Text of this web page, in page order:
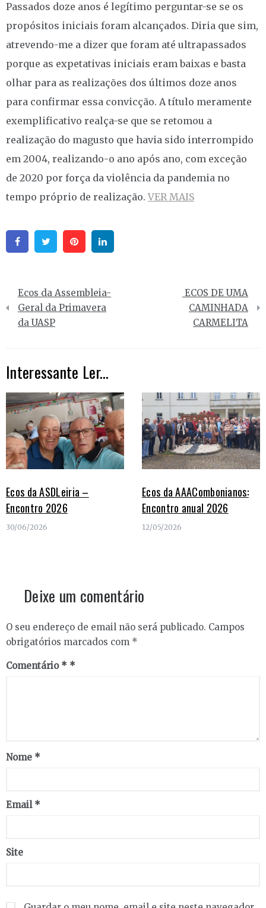
Passados doze anos é legítimo perguntar-se se os
propósitos iniciais foram alcançados. Diria que sim,
atrevendo-me a dizer que foram até ultrapassados
porque as expetativas iniciais eram baixas e basta
olhar para as realizações dos últimos doze anos
para confirmar essa convicção. A título meramente
exemplificativo realça-se que se retomou a
realização do magusto que havia sido interrompido
em 2004, realizando-o ano após ano, com exceção
de 2020 por força da violência da pandemia no
tempo próprio de realização.VER MAIS
FacebookTwitter Pinterest
Navegação
de
artigos
Ecos da Assembleia-
Geral da Primavera
da UASP
ECOS DE UMA
CAMINHADA
CARMELITA
Interessante Ler...
Ecos da ASDLeiria –
Encontro 2026
30/06/2026
Ecos da AAACombonianos:
Encontro anual 2026
12/05/2026
Deixe um comentário
O seu endereço de email não será publicado. Campos
obrigatórios marcados com *
Comentário *
Nome *
Email *
Site